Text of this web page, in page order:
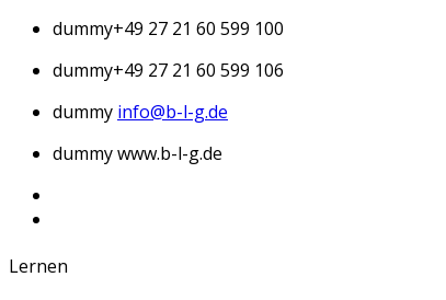
dummy+49 27 21 60 599 100
dummy+49 27 21 60 599 106
dummy info@b-l-g.de
dummywww.b-l-g.de
Lernen